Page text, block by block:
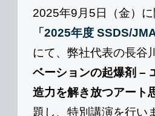
2025年9月5日（金）
「2025年度 SSDS/
にて、弊社代表の長谷
ベーションの起爆剤 –
造力を解き放つアート
題し、特別講演を行い